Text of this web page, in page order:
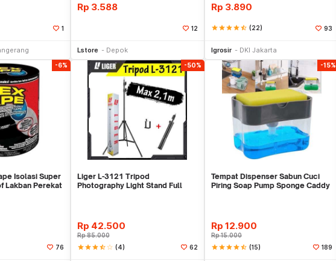
1
Rp 3.588
12
Lstore Depok
Rp 3.890
starstarstarstarstar_half (22) 93
Igrosir DKI Jakarta
-6%
Isolasi Super
Lakban Perekat
76
-50%
Liger L-3121 Tripod
Photography Light Stand Full
Rp 42.500
Rp85.000
starstarstarstar_halfstar_border (4) 62
-15%
Tempat Dispenser Sabun Cuci
Piring Soap Pump Sponge Caddy
Rp 12.900
Rp15.000
starstarstarstarstar_half (15) 189